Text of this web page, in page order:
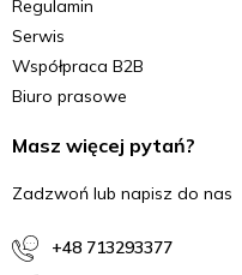
Regulamin
Serwis
Współpraca B2B
Biuro prasowe
Masz więcej pytań?
Zadzwoń lub napisz do nas
+48 713293377